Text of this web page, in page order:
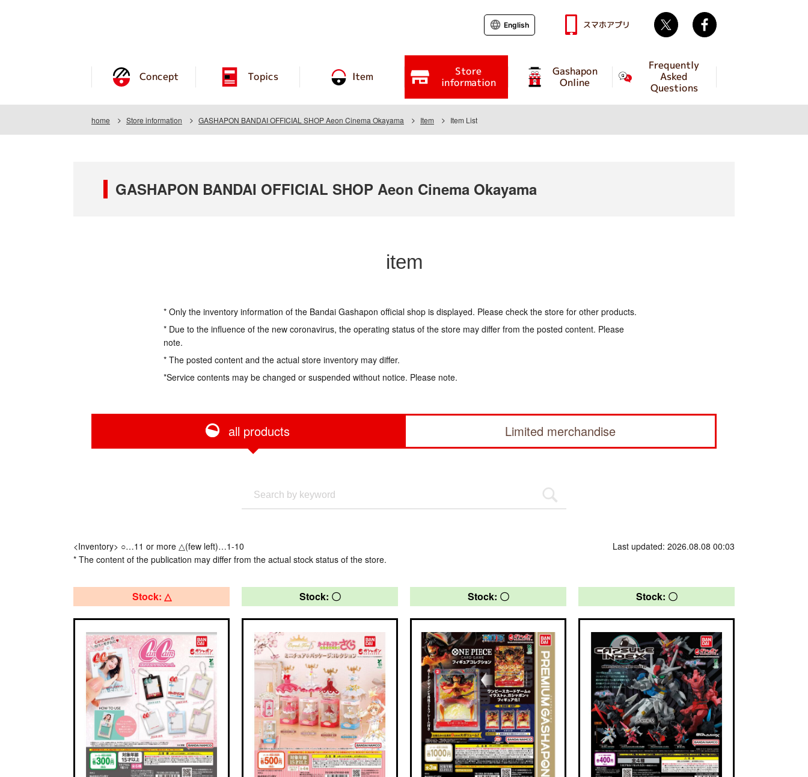
Concept Topics Item Store
information
Gashapon
Online
Frequently
Asked
Questions
English スマホアプリ Twitter
home Store information GASHAPON BANDAI OFFICIAL SHOP Aeon Cinema Okayama Item Item List
GASHAPON BANDAI OFFICIAL SHOP Aeon Cinema Okayama
item
* Only the inventory information of the Bandai Gashapon official shop is displayed. Please check the store for other products.
* Due to the influence of the new coronavirus, the operating status of the store may differ from the posted content. Please
note.
* The posted content and the actual store inventory may differ.
*Service contents may be changed or suspended without notice. Please note.
all products Limited merchandise
<Inventory> ○…11 or more △(few left)…1-10
* The content of the publication may differ from the actual stock status of the store.
Last updated: 2026.08.08 00:03
Stock: △ Stock: 〇 Stock: 〇 Stock: 〇